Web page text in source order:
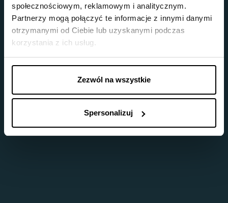
społecznościowym, reklamowym i analitycznym.
Partnerzy mogą połączyć te informacje z innymi danymi
otrzymanymi od Ciebie lub uzyskanymi podczas
korzystania z ich usług.
Zezwól na wszystkie
Spersonalizuj